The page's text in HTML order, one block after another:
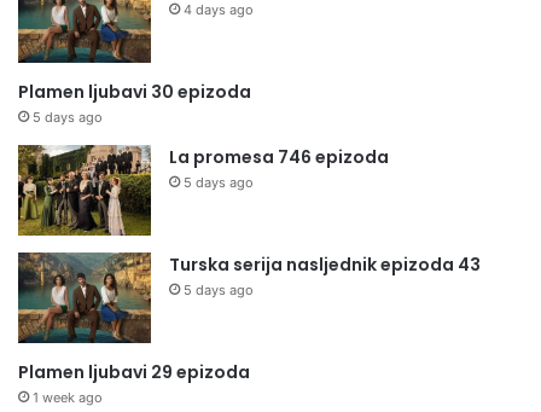
4 days ago
Plamen ljubavi 30 epizoda
5 days ago
La promesa 746 epizoda
5 days ago
Turska serija nasljednik epizoda 43
5 days ago
Plamen ljubavi 29 epizoda
1 week ago